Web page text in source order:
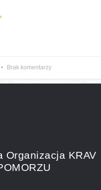
Brak komentarzy
Organizacja KRAV